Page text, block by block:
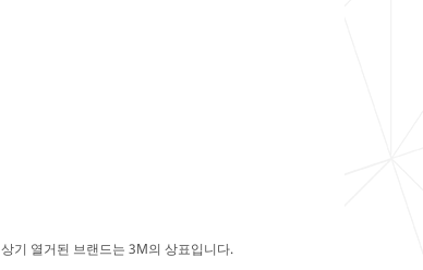
상기 열거된 브랜드는 3M의 상표입니다.